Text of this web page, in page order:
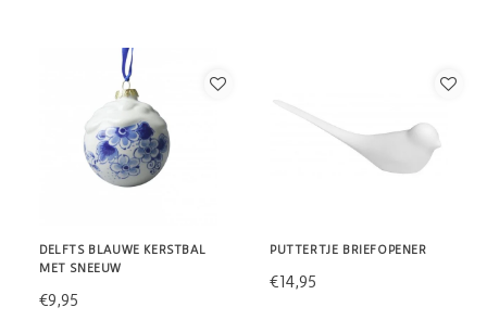
DELFTS BLAUWE KERSTBAL
MET SNEEUW
€9,95
PUTTERTJE BRIEFOPENER
€14,95